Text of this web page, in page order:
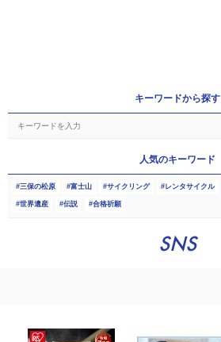
キーワードから探す
人気のキーワード
三保の松原 富士山 サイクリング レンタサイクル
世界遺産 伝説 合格祈願
SNS